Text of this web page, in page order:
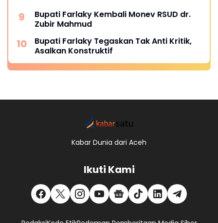
Bupati Farlaky Kembali Monev RSUD dr.
Zubir Mahmud
Bupati Farlaky Tegaskan Tak Anti Kritik,
Asalkan Konstruktif
Kabar Dunia dari Aceh
Ikuti Kami